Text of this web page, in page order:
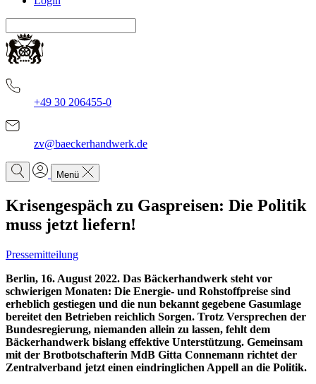
+49 30 206455-0
zv@baeckerhandwerk.de
Menü
Krisengespäch zu Gaspreisen: Die Politik
muss jetzt liefern!
Pressemitteilung
Berlin, 16. August 2022. Das Bäckerhandwerk steht vor
schwierigen Monaten: Die Energie- und Rohstoffpreise sind
erheblich gestiegen und die nun bekannt gegebene Gasumlage
bereitet den Betrieben reichlich Sorgen. Trotz Versprechen der
Bundesregierung, niemanden allein zu lassen, fehlt dem
Bäckerhandwerk bislang effektive Unterstützung. Gemeinsam
mit der Brotbotschafterin MdB Gitta Connemann richtet der
Zentralverband jetzt einen eindringlichen Appell an die Politik.